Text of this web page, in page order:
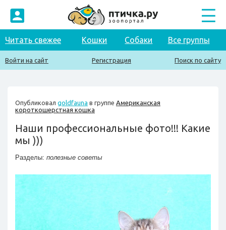
Читать свежее Кошки Собаки Все группы
Войти на сайт Регистрация Поиск по сайту
Опубликовал goldfauna в группе Американская
короткошерстная кошка
Наши профессиональные фото!!! Какие
мы )))
Разделы: полезные советы